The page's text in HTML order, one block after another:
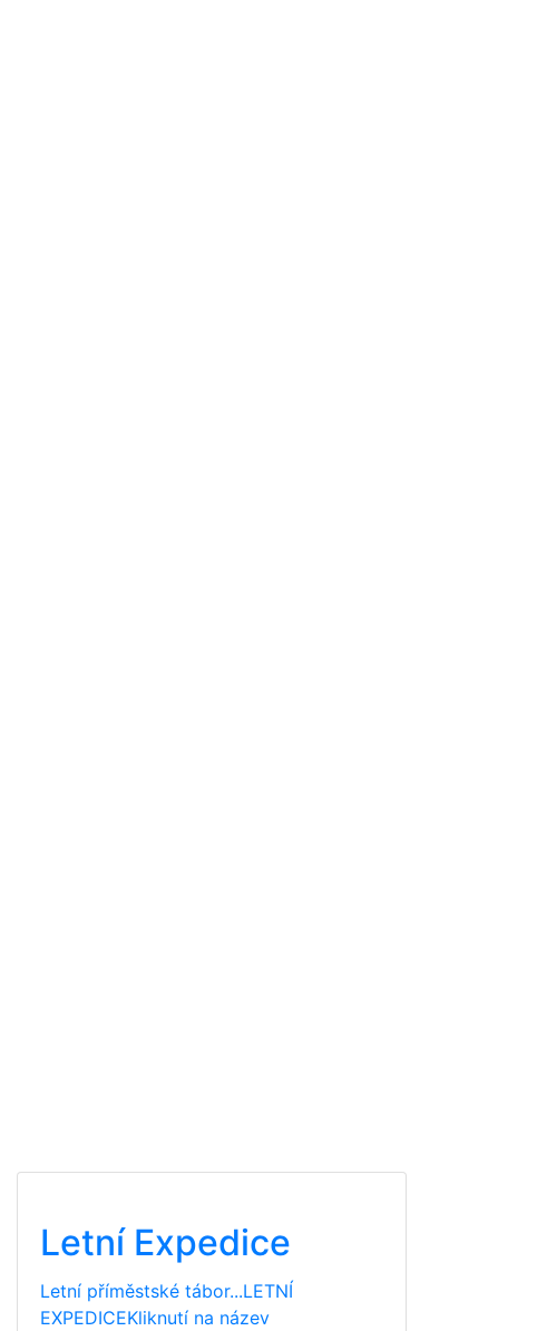
Letní Expedice
Letní příměstské tábor...LETNÍ
EXPEDICEKliknutí na název